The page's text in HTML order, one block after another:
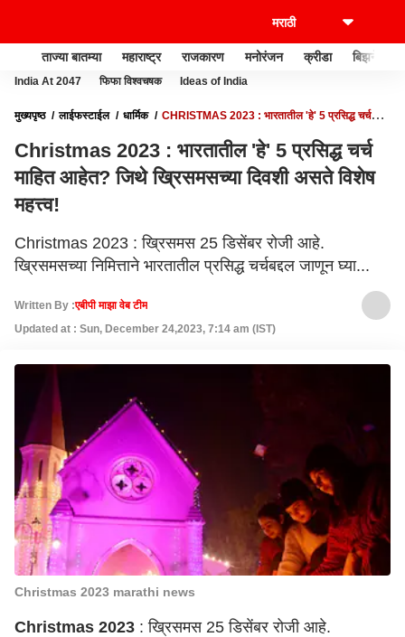
ताज्या बातम्या महाराष्ट्र राजकारण मनोरंजन क्रीडा बिझनेस
India At 2047 फिफा विश्वचषक Ideas of India
मुख्यपृष्ठ लाईफस्टाईल धार्मिक
CHRISTMAS 2023 : भारतातील 'हे' 5 प्रसिद्ध चर्च
Christmas 2023 : भारतातील 'हे' 5 प्रसिद्ध चर्च
माहित आहेत? जिथे ख्रिसमसच्या दिवशी असते विशेष
महत्त्व!
Christmas 2023 : ख्रिसमस 25 डिसेंबर रोजी आहे.
ख्रिसमसच्या निमित्ताने भारतातील प्रसिद्ध चर्चबद्दल जाणून घ्या...
Written By :एबीपी माझा वेब टीम
Updated at : Sun, December 24,2023, 7:14 am (IST)
Christmas 2023 marathi news
Christmas 2023 : ख्रिसमस 25 डिसेंबर रोजी आहे.